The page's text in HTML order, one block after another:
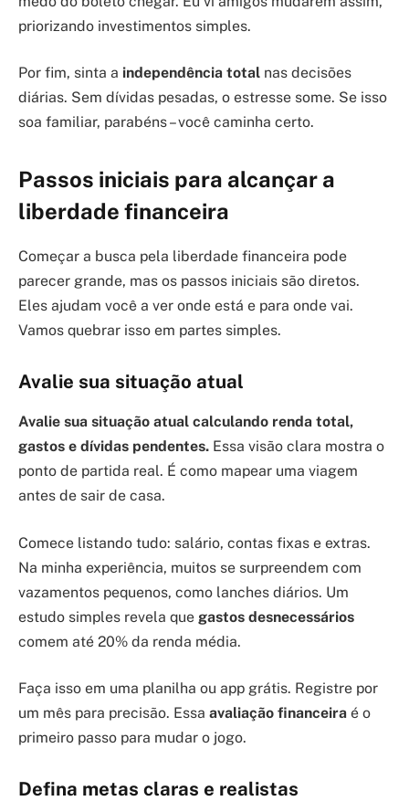
priorizando investimentos simples.
Por fim, sinta a independência total nas decisões
diárias. Sem dívidas pesadas, o estresse some. Se isso
soa familiar, parabéns – você caminha certo.
Passos iniciais para alcançar a
liberdade financeira
Começar a busca pela liberdade financeira pode
parecer grande, mas os passos iniciais são diretos.
Eles ajudam você a ver onde está e para onde vai.
Vamos quebrar isso em partes simples.
Avalie sua situação atual
Avalie sua situação atual calculando renda total,
gastos e dívidas pendentes. Essa visão clara mostra o
ponto de partida real. É como mapear uma viagem
antes de sair de casa.
Comece listando tudo: salário, contas fixas e extras.
Na minha experiência, muitos se surpreendem com
vazamentos pequenos, como lanches diários. Um
estudo simples revela que gastos desnecessários
comem até 20% da renda média.
Faça isso em uma planilha ou app grátis. Registre por
um mês para precisão. Essa avaliação financeira é o
primeiro passo para mudar o jogo.
Defina metas claras e realistas